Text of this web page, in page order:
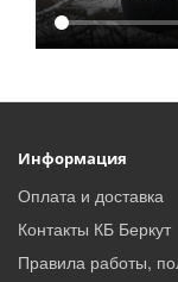
Информация
Оплата и доставка
Контакты КБ Беркут
Правила работы,